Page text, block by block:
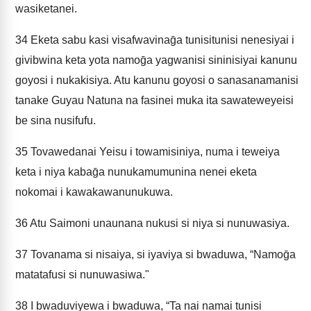
wasiketanei.
34 Eketa sabu kasi visafwavinaḡa tunisitunisi nenesiyai i
givibwina keta yota namoḡa yagwanisi sininisiyai kanunu
goyosi i nukakisiya. Atu kanunu goyosi o sanasanamanisi
tanake Guyau Natuna na fasinei muka ita sawateweyeisi
be sina nusifufu.
35 Tovawedanai Yeisu i towamisiniya, numa i teweiya
keta i niya kabaḡa nunukamumunina nenei eketa
nokomai i kawakawanunukuwa.
36Atu Saimoni unaunana nukusi si niya si nunuwasiya.
37 Tovanama si nisaiya, si iyaviya si bwaduwa, “Namoḡa
matatafusi si nunuwasiwa."
38 I bwaduviyewa i bwaduwa, “Ta nai namai tunisi